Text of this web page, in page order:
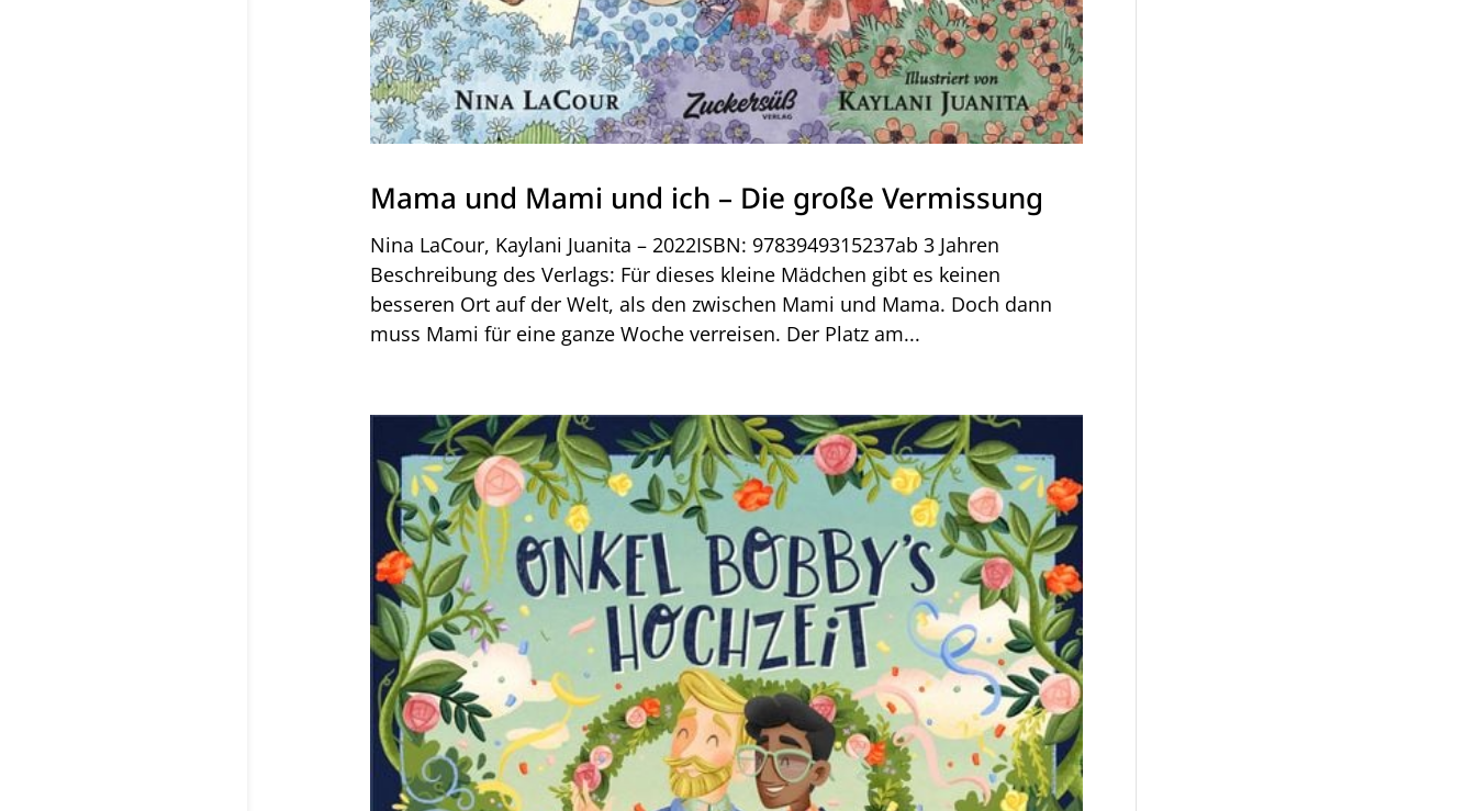
Mama und Mami und ich – Die große Vermissung
Nina LaCour, Kaylani Juanita – 2022ISBN: 9783949315237ab 3 Jahren
Beschreibung des Verlags: Für dieses kleine Mädchen gibt es keinen
besseren Ort auf der Welt, als den zwischen Mami und Mama. Doch dann
muss Mami für eine ganze Woche verreisen. Der Platz am...